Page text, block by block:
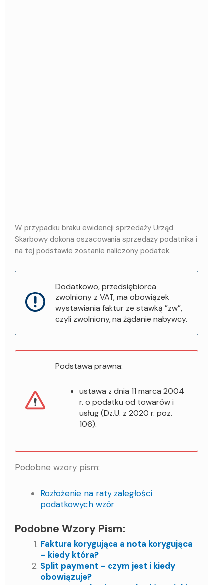
W przypadku braku ewidencji sprzedaży Urząd
Skarbowy dokona oszacowania sprzedaży podatnika i
na tej podstawie zostanie naliczony podatek.
Dodatkowo, przedsiębiorca
zwolniony z VAT, ma obowiązek
wystawiania faktur ze stawką ”zw”,
czyli zwolniony, na żądanie nabywcy.
Podstawa prawna:
ustawa z dnia 11 marca 2004
r. o podatku od towarów i
usług (Dz.U. z 2020 r. poz.
106).
Podobne wzory pism:
Rozłożenie na raty zaległości
podatkowych wzór
Podobne Wzory Pism:
Faktura korygująca a nota korygująca
– kiedy która?
Split payment – czym jest i kiedy
obowiązuje?